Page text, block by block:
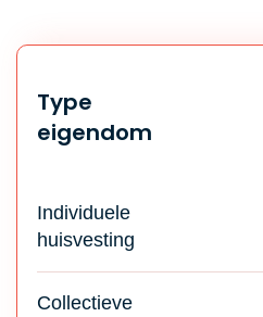
Type
eigendom
Individuele
huisvesting
Collectieve